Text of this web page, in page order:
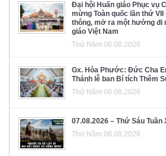
Đại hội Huấn giáo Phục vụ
mừng Toàn quốc lần thứ
thông, mở ra một hướng đi
giáo Việt Nam
Thứ Năm 06.08.2026
Gx. Hòa Phước: Đức Cha
Thánh lễ ban Bí tích Thêm
Thứ Năm 06.08.2026
07.08.2026 – Thứ Sáu Tuần
Thứ Năm 06.08.2026